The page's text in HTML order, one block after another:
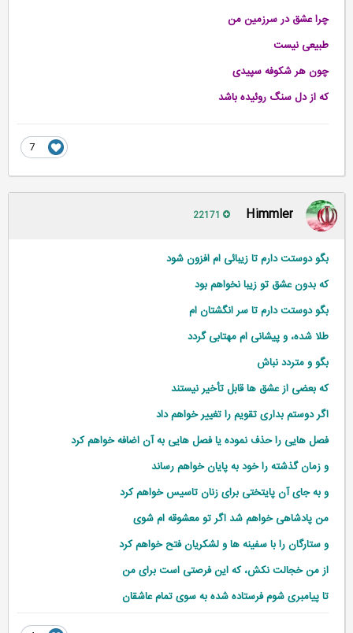
چرا عشق در سرزمین من
طبیعی نیست
چون هر شکوفه سپیدی
که از دل سنگ روئیده باشد
Himmler
بگو دوستت دارم تا زیبائی ‌ام افزون شود
که بدون عشق تو زیبا نخواهم بود
بگو دوستت دارم تا سر انگشتان ‌ام
طلا شده، و پیشانی ‌ام مهتابی گردد
بگو و متردد نباش
که بعضی از عشق ‌ها قابل تأخیر نیستند
اگر دوستم بداری تقویم را تغییر خواهمداد
فصل‌ هایی را حذف نموده یا فصل‌ هایی به آن اضافه خواهم کرد
و زمان گذشته را خود به پایان خواهم رساند
و به جای آن پایتختی برای زنان تاسیس خواهم کرد
من پادشاهی خواهم شد اگر تو معشوقه‌ ام شوی
و ستارگان را با سفینه‌ ها و لشکریان فتح خواهم کرد
از من خجالت نکش، که این فرصتی است برای من
تا پیامبری شوم فرستاده شده به سوی تمام عاشقان